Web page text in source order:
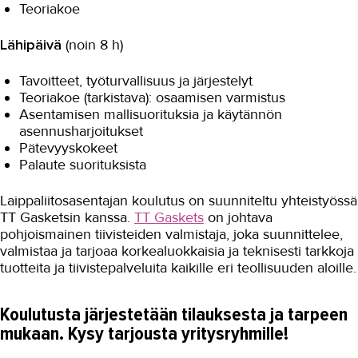
Teoriakoe
Lähipäivä (noin 8 h)
Tavoitteet, työturvallisuus ja järjestelyt
Teoriakoe (tarkistava): osaamisen varmistus
Asentamisen mallisuorituksia ja käytännön
asennusharjoitukset
Pätevyyskokeet
Palaute suorituksista
Laippaliitosasentajan koulutus on suunniteltu yhteistyössä
TT Gasketsin kanssa. TT Gaskets on johtava
pohjoismainen tiivisteiden valmistaja, joka suunnittelee,
valmistaa ja tarjoaa korkealuokkaisia ja teknisesti tarkkoja
tuotteita ja tiivistepalveluita kaikille eri teollisuuden aloille.
Koulutusta järjestetään tilauksesta ja tarpeen
mukaan. Kysy tarjousta yritysryhmille!